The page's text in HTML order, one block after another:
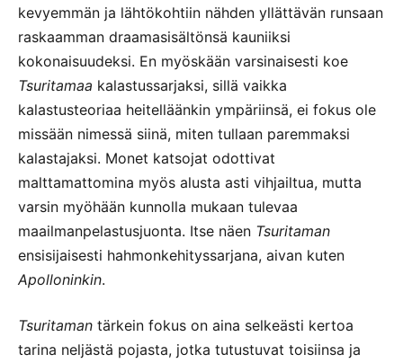
kevyemmän ja lähtökohtiin nähden yllättävän runsaan
raskaamman draamasisältönsä kauniiksi
kokonaisuudeksi. En myöskään varsinaisesti koe
Tsuritamaa kalastussarjaksi, sillä vaikka
kalastusteoriaa heitelläänkin ympäriinsä, ei fokus ole
missään nimessä siinä, miten tullaan paremmaksi
kalastajaksi. Monet katsojat odottivat
malttamattomina myös alusta asti vihjailtua, mutta
varsin myöhään kunnolla mukaan tulevaa
maailmanpelastusjuonta. Itse näen Tsuritaman
ensisijaisesti hahmonkehityssarjana, aivan kuten
Apolloninkin.
Tsuritaman tärkein fokus on aina selkeästi kertoa
tarina neljästä pojasta, jotka tutustuvat toisiinsa ja